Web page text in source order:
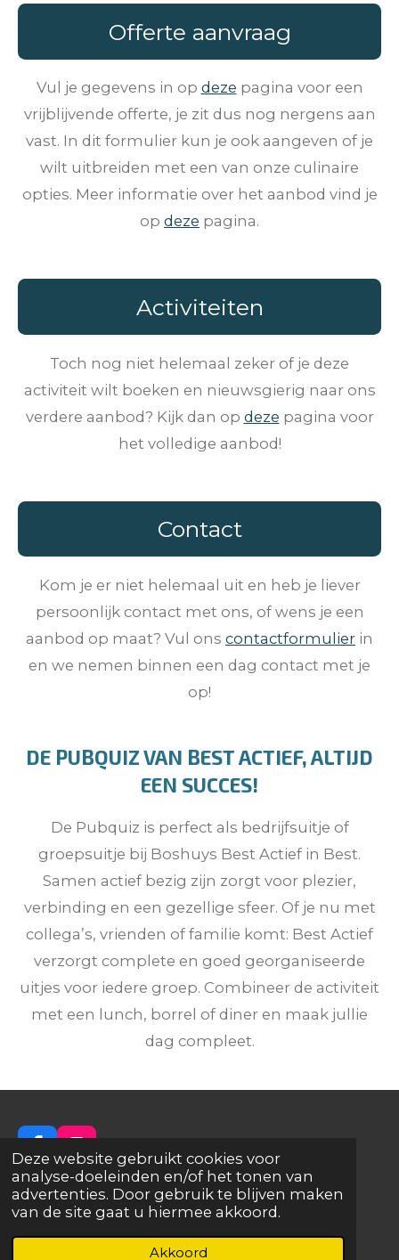
Deze website gebruikt cookies voor
analyse-doeleinden en/of het tonen van
advertenties. Door gebruik te blijven maken
van de site gaat u hiermee akkoord.
Akkoord
Offerte aanvraag
Vul je gegevens in op deze pagina voor een
vrijblijvende offerte, je zit dus nog nergens aan
vast. In dit formulier kun je ook aangeven of je
wilt uitbreiden met een van onze culinaire
opties. Meer informatie over het aanbod vind je
op deze pagina.
Activiteiten
Toch nog niet helemaal zeker of je deze
activiteit wilt boeken en nieuwsgierig naar ons
verdere aanbod? Kijk dan op deze pagina voor
het volledige aanbod!
Contact
Kom je er niet helemaal uit en heb je liever
persoonlijk contact met ons, of wens je een
aanbod op maat? Vul ons contactformulier in
en we nemen binnen een dag contact met je
op!
DE PUBQUIZ VAN BEST ACTIEF, ALTIJD
EEN SUCCES!
De Pubquiz is perfect als bedrijfsuitje of
groepsuitje bij Boshuys Best Actief in Best.
Samen actief bezig zijn zorgt voor plezier,
verbinding en een gezellige sfeer. Of je nu met
collega’s, vrienden of familie komt: Best Actief
verzorgt complete en goed georganiseerde
uitjes voor iedere groep. Combineer de activiteit
met een lunch, borrel of diner en maak jullie
dag compleet.
F
a
c
e
o
I
n
s
t
g
Best Actief - De plek voor jullie unieke uitje!